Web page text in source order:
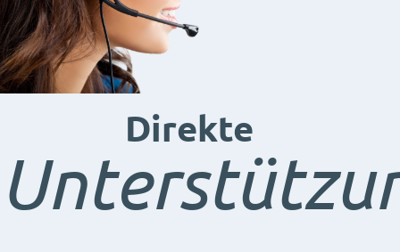
Direkte